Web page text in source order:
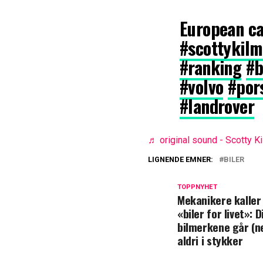
European
#ranking
#volvo
#landrover
♬ original sound - Scotty
LIGNENDE EMNER: BILER
TOPPNYHET
Mekanikere
«biler for livet»:
bilmerkene går
aldri i stykker